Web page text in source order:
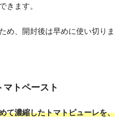
きます。
め、開封後は早めに使い切りま
トペースト
て濃縮したトマトピューレを、